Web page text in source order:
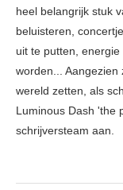
heel belangrijk stuk
beluisteren,
uit te putten,
worden...
wereld zetten, als
Luminous Dash 'the
schrijversteam aan.